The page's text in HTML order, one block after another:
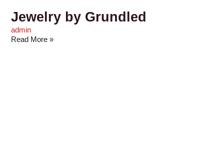
Jewelry by Grundled
admin
Read More »